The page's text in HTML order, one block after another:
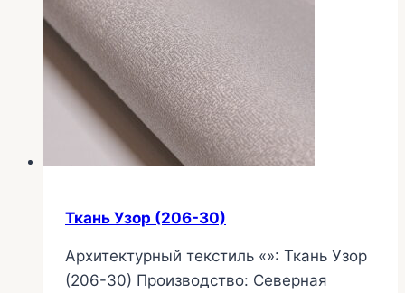
Ткань Узор (206-30)
Архитектурный текстиль «»: Ткань Узор
(206-30) Производство: Северная